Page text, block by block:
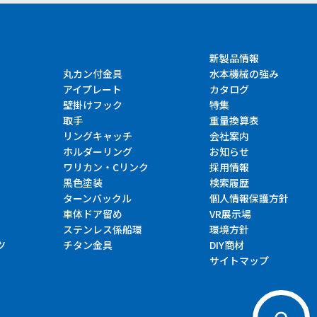
丸カン付金具
アイプレート
壁掛けフック
取手
リングキャッチ
ホルダーリング
ワリカン・Cリンク
黒色塗装
ターンバックル
車体ドア留め
ステンレス係船環
チタン金具
新製品情報
水本機械の強み
カタログ
特集
重量換算表
会社案内
お知らせ
採用情報
検索履歴
個人情報保護方針
VR展示場
環境方針
DIY商材
サイトマップ